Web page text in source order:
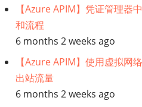
模
型：
如
何
【Azure APIM】凭证管理器
和流程
6 months 2 weeks ago
【Azure APIM】使用虚拟网
出站流量
6 months 2 weeks ago